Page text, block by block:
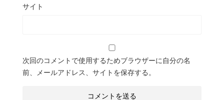
サイト
次回のコメントで使用するためブラウザーに自分の名
前、メールアドレス、サイトを保存する。